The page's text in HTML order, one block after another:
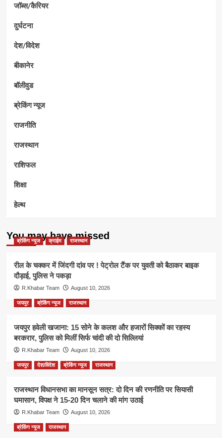
जॉब्स/कैरियर
दुर्घटना
देश/विदेश
बीकानेर
बॉलीवुड
ब्रेकिंग न्यूज
राजनीति
राजस्थान
राशिफल
शिक्षा
हेल्थ
You may have missed
ब्रेकिंग न्यूज क्राईम राजस्थान
रील के चक्कर में जिंदगी दांव पर ! पेट्रोल टैंक पर युवती को बैठाकर बाइक
दौड़ाई, पुलिस ने पकड़ा
R.Khabar Team August 10, 2026
जयपुर ब्रेकिंग न्यूज राजस्थान
जयपुर हवेली खजाना: 15 सोने के कलश और हजारों सिक्कों का रहस्य
बरकरार, पुलिस को मिलीं सिर्फ चांदी की दो सिल्लियां
R.Khabar Team August 10, 2026
जयपुर देश/विदेश ब्रेकिंग न्यूज राजस्थान
राजस्थान विधानसभा का मानसून सत्र: दो दिन की रणनीति पर सियासी
घमासान, विपक्ष ने 15-20 दिन चलाने की मांग उठाई
R.Khabar Team August 10, 2026
ब्रेकिंग न्यूज राजस्थान